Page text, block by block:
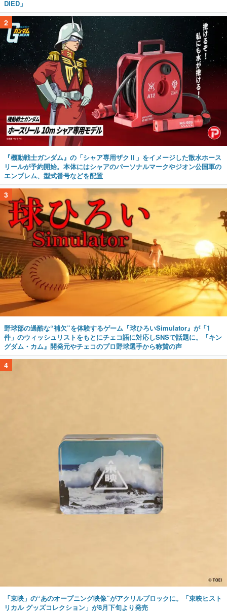
DIED」
2
『機動戦士ガンダム』の「シャア専用ザクⅡ」をイメージした散水ホース
リールが予約開始。本体にはシャアのパーソナルマークやジオン公国軍の
エンブレム、型式番号などを配置
3
野球部の過酷な“補欠”を体験するゲーム『球ひろいSimulator』が「1
件」のウィッシュリストをもとにチェコ語に対応しSNSで話題に。『キン
グダム・カム』開発元やチェコのプロ野球選手から称賛の声
4
「東映」の“あのオープニング映像”がアクリルブロックに。「東映ヒスト
リカル グッズコレクション」が8月下旬より発売